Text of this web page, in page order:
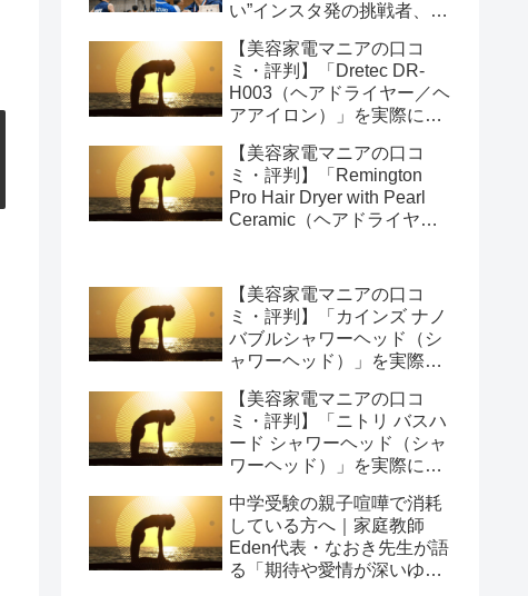
い”インスタ発の挑戦者、そ
を長めに追います
【美容家電マニアの口コ
ミ・評判】「Dretec DR-
H003（ヘアドライヤー／ヘ
アアイロン）」を実際に使
【美容家電マニアの口コ
ミ・評判】「Remington
Pro Hair Dryer with Pearl
Ceramic（ヘアドライヤー
【美容家電マニアの口コ
ミ・評判】「カインズ ナノ
バブルシャワーヘッド（シ
ャワーヘッド）」を実際に
【美容家電マニアの口コ
ミ・評判】「ニトリ バスハ
ード シャワーヘッド（シャ
ワーヘッド）」を実際に使
中学受験の親子喧嘩で消耗
している方へ｜家庭教師
Eden代表・なおき先生が語
る「期待や愛情が深いゆえ